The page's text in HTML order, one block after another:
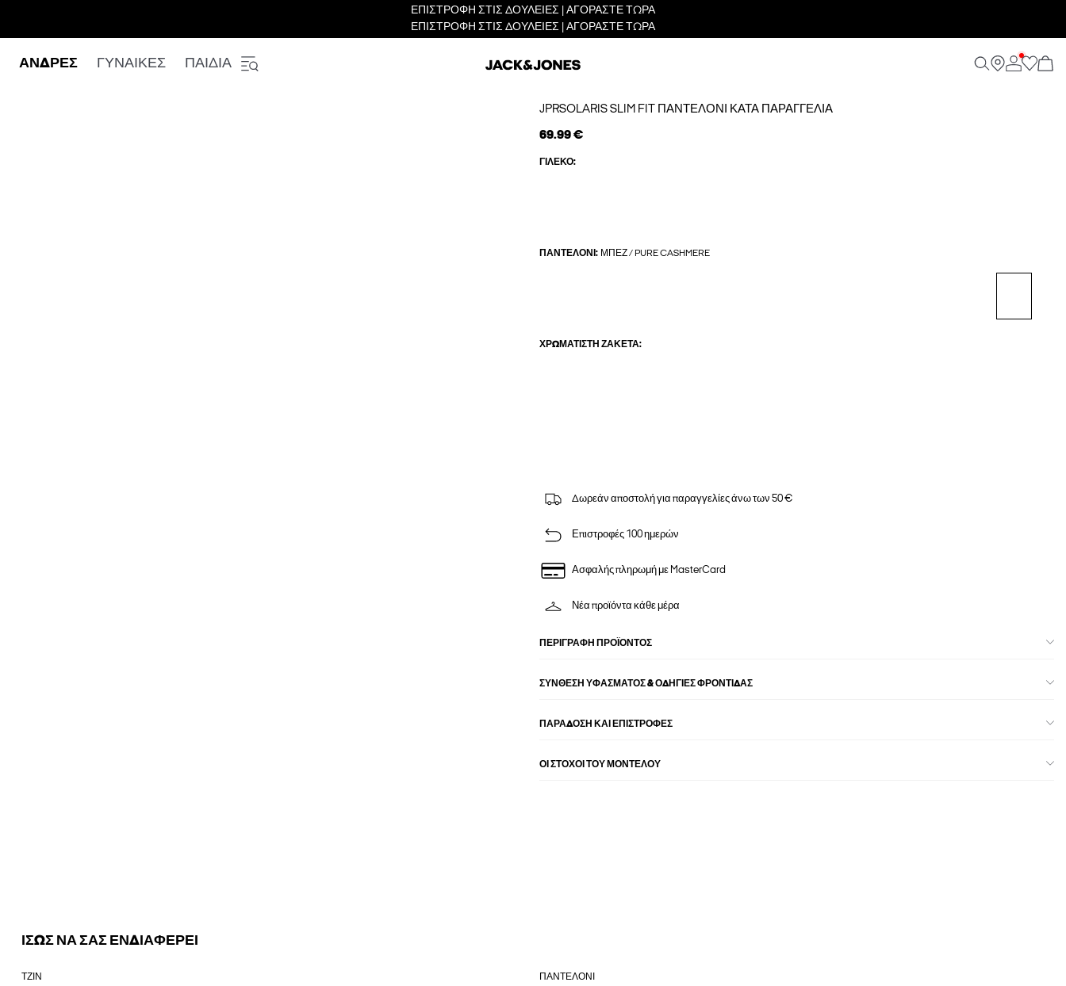
ΕΠΙΣΤΡΟΦΗ ΣΤΙΣ ΔΟΥΛΕΙΕΣ | ΑΓΟΡΑΣΤΕ ΤΩΡΑ
ΕΠΙΣΤΡΟΦΗ ΣΤΙΣ ΔΟΥΛΕΙΕΣ | ΑΓΟΡΑΣΤΕ ΤΩΡΑ
ΑΝΔΡΕΣ ΓΥΝΑΙΚΕΣ ΠΑΙΔΙΑ
JPRSOLARIS SLIM FIT ΠΑΝΤΕΛΌΝΙ ΚΑΤΆ ΠΑΡΑΓΓΕΛΊΑ
69.99 €
ΓΙΛΈΚΟ:
ΠΑΝΤΕΛΌΝΙ: ΜΠΕΖ / PURE CASHMERE
ΧΡΩΜΑΤΙΣΤΉ ΖΑΚΈΤΑ:
Δωρεάν αποστολή για παραγγελίες άνω των 50 €
Επιστροφές 100 ημερών
Ασφαλής πληρωμή με MasterCard
Νέα προϊόντα κάθε μέρα
ΠΕΡΙΓΡΑΦΉ ΠΡΟΪΌΝΤΟΣ
ΣΎΝΘΕΣΗ ΥΦΆΣΜΑΤΟΣ & ΟΔΗΓΊΕΣ ΦΡΟΝΤΊΔΑΣ
ΠΑΡΑΔΟΣΗ ΚΑΙ ΕΠΙΣΤΡΟΦΕΣ
ΟΙ ΣΤΌΧΟΙ ΤΟΥ ΜΟΝΤΈΛΟΥ
ΙΣΩΣ ΝΑ ΣΑΣ ΕΝΔΙΑΦΕΡΕΙ
ΤΖΙΝ ΠΑΝΤΕΛΟΝΙ